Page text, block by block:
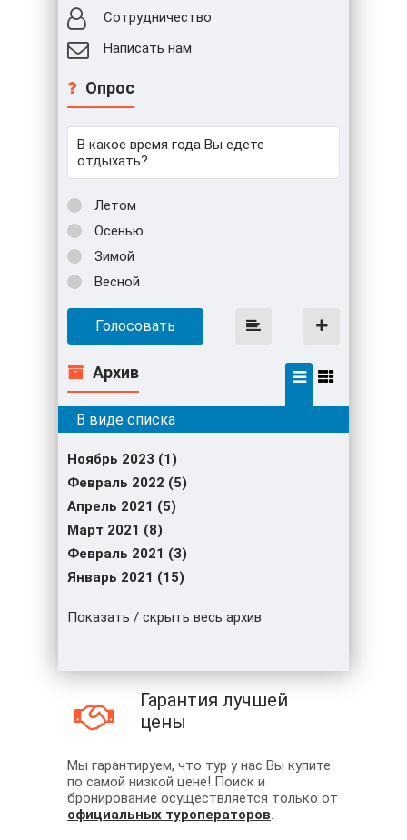
Сотрудничество
Написать нам
Опрос
В какое время года Вы едете
отдыхать?
Летом
Осенью
Зимой
Весной
Голосовать
Архив
Ноябрь 2023 (1)
Февраль 2022 (5)
Апрель 2021 (5)
Март 2021 (8)
Февраль 2021 (3)
Январь 2021 (15)
Показать / скрыть весь архив
Гарантия лучшей
цены
Мы гарантируем, что тур у нас Вы купите
по самой низкой цене! Поиск и
бронирование осуществляется только от
официальных туроператоров.